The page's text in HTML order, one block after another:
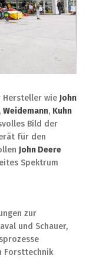
Hersteller wie John
Weidemann, Kuhn
Bild der
für den
John Deere
Spektrum
zur
und Schauer,
Forsttechnik